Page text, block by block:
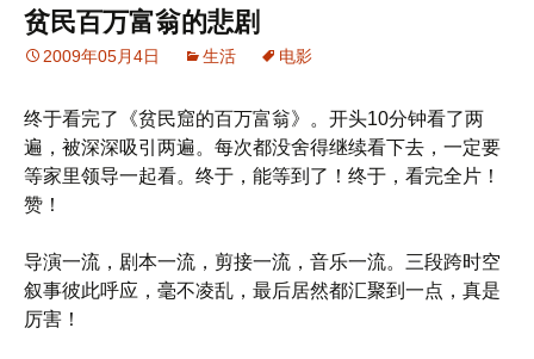
贫民百万富翁的悲剧
2009年05月4日 生活 电影
终于看完了《贫民窟的百万富翁》。开头10分钟看了两
遍，被深深吸引两遍。每次都没舍得继续看下去，一定要
等家里领导一起看。终于，能等到了！终于，看完全片！
赞！
导演一流，剧本一流，剪接一流，音乐一流。三段跨时空
叙事彼此呼应，毫不凌乱，最后居然都汇聚到一点，真是
厉害！